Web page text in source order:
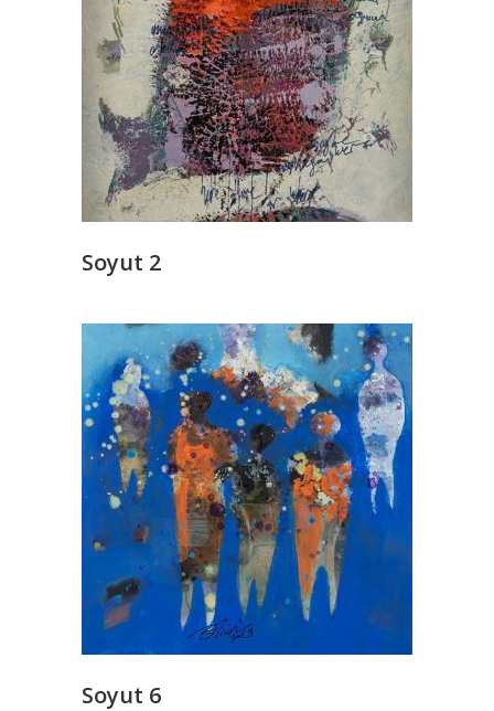
READ MORE
Soyut 2
READ MORE
Soyut 6